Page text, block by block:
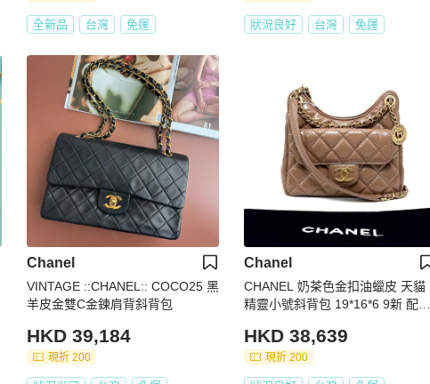
全新品 台灣 免運 狀況良好 台灣 免運
Chanel
VINTAGE ::CHANEL:: COCO25 黑
羊皮金雙C金鍊肩背斜背包
HKD 39,184
現折 200
Chanel
CHANEL 奶茶色金扣油蠟皮 天貓
精靈小號斜背包 19*16*6 9新 配件
HKD 38,639
現折 200